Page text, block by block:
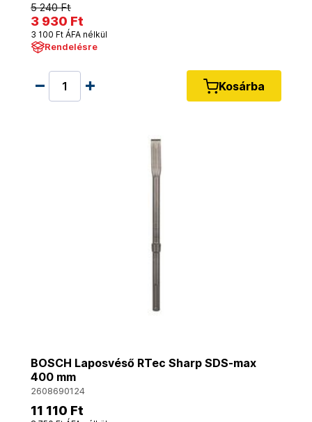
5 240 Ft
3 930 Ft
3 100 Ft ÁFA nélkül
Rendelésre
Kosárba
BOSCH Laposvéső RTec Sharp SDS-max
400 mm
2608690124
11 110 Ft